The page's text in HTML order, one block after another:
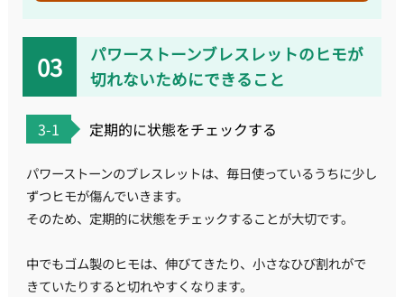
パワーストーンブレスレットのヒモが
切れないためにできること
3-1 定期的に状態をチェックする
パワーストーンのブレスレットは、毎日使っているうちに少し
ずつヒモが傷んでいきます。
そのため、定期的に状態をチェックすることが大切です。
中でもゴム製のヒモは、伸びてきたり、小さなひび割れがで
きていたりすると切れやすくなります。